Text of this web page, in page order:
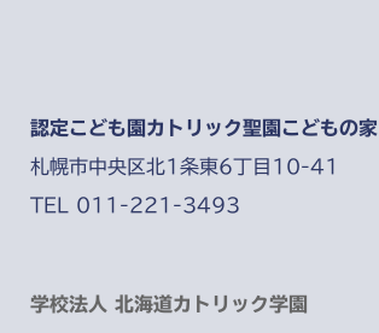
認定こども園カトリック聖園こどもの家
札幌市中央区北1条東6丁目10-41
TEL 011-221-3493
学校法人 北海道カトリック学園